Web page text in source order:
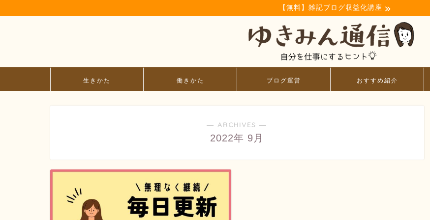
【無料】雑記ブログ収益化講座
生きかた 働きかた ブログ運営 おすすめ紹介
― ARCHIVES ―
2022年 9月